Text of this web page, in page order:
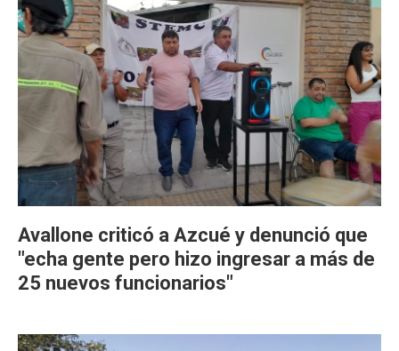
Avallone criticó a Azcué y denunció que
"echa gente pero hizo ingresar a más de
25 nuevos funcionarios"